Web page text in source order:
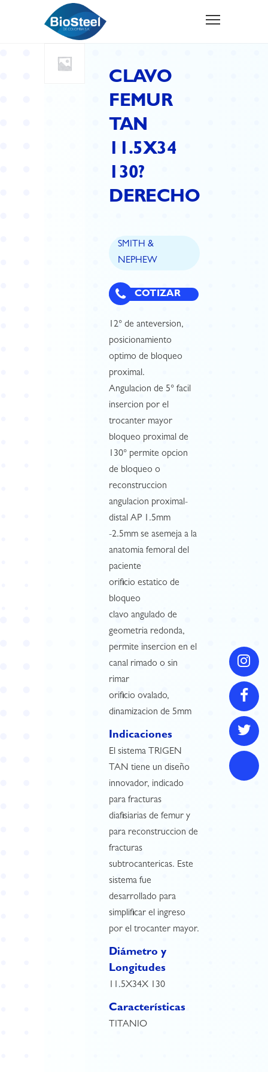
CLAVO
FEMUR
TAN
11.5X34
130?
DERECHO
SMITH &
NEPHEW
COTIZAR
12° de anteversion,
posicionamiento
optimo de bloqueo
proximal.
Angulacion de 5° facil
insercion por el
trocanter mayor
bloqueo proximal de
130° permite opcion
de bloqueo o
reconstruccion
angulacion proximal-
distal AP 1.5mm
-2.5mm se asemeja a la
anatomia femoral del
paciente
orificio estatico de
bloqueo
clavo angulado de
geometria redonda,
permite insercion en el
canal rimado o sin
rimar
orificio ovalado,
dinamizacion de 5mm
Indicaciones
El sistema TRIGEN
TAN tiene un diseño
innovador, indicado
para fracturas
diafisiarias de femur y
para reconstruccion de
fracturas
subtrocantericas. Este
sistema fue
desarrollado para
simplificar el ingreso
por el trocanter mayor.
Diámetro y
Longitudes
11.5X34X 130
Características
TITANIO